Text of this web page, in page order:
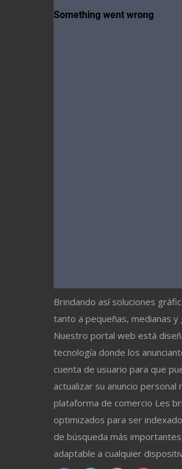
Brindando así soluciones
tanto a pequeñas, medianas
Nuestro portal web está
tecnología donde los
cuenta de usuario para que
actualizar su anuncio personal
plataforma de comercio Les
optimizados para ser
de búsqueda más
adaptable a cualquier